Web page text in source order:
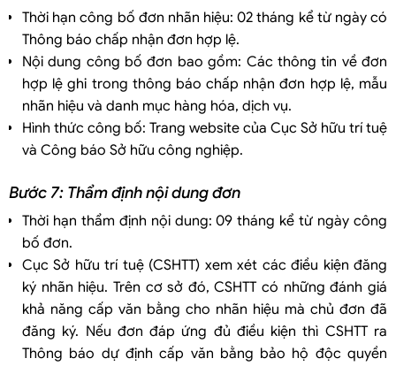
Thời hạn công bố đơn nhãn hiệu: 02 tháng kể từ ngày có
Thông báo chấp nhận đơn hợp lệ.
Nội dung công bố đơn bao gồm: Các thông tin về đơn
hợp lệ ghi trong thông báo chấp nhận đơn hợp lệ, mẫu
nhãn hiệu và danh mục hàng hóa, dịch vụ.
Hình thức công bố: Trang website của Cục Sở hữu trí tuệ
và Công báo Sở hữu công nghiệp.
Bước 7: Thẩm định nội dung đơn
Thời hạn thẩm định nội dung: 09 tháng kể từ ngày công
bố đơn.
Cục Sở hữu trí tuệ (CSHTT) xem xét các điều kiện đăng
ký nhãn hiệu. Trên cơ sở đó, CSHTT có những đánh giá
khả năng cấp văn bằng cho nhãn hiệu mà chủ đơn đã
đăng ký. Nếu đơn đáp ứng đủ điều kiện thì CSHTT ra
Thông báo dự định cấp văn bằng bảo hộ độc quyền